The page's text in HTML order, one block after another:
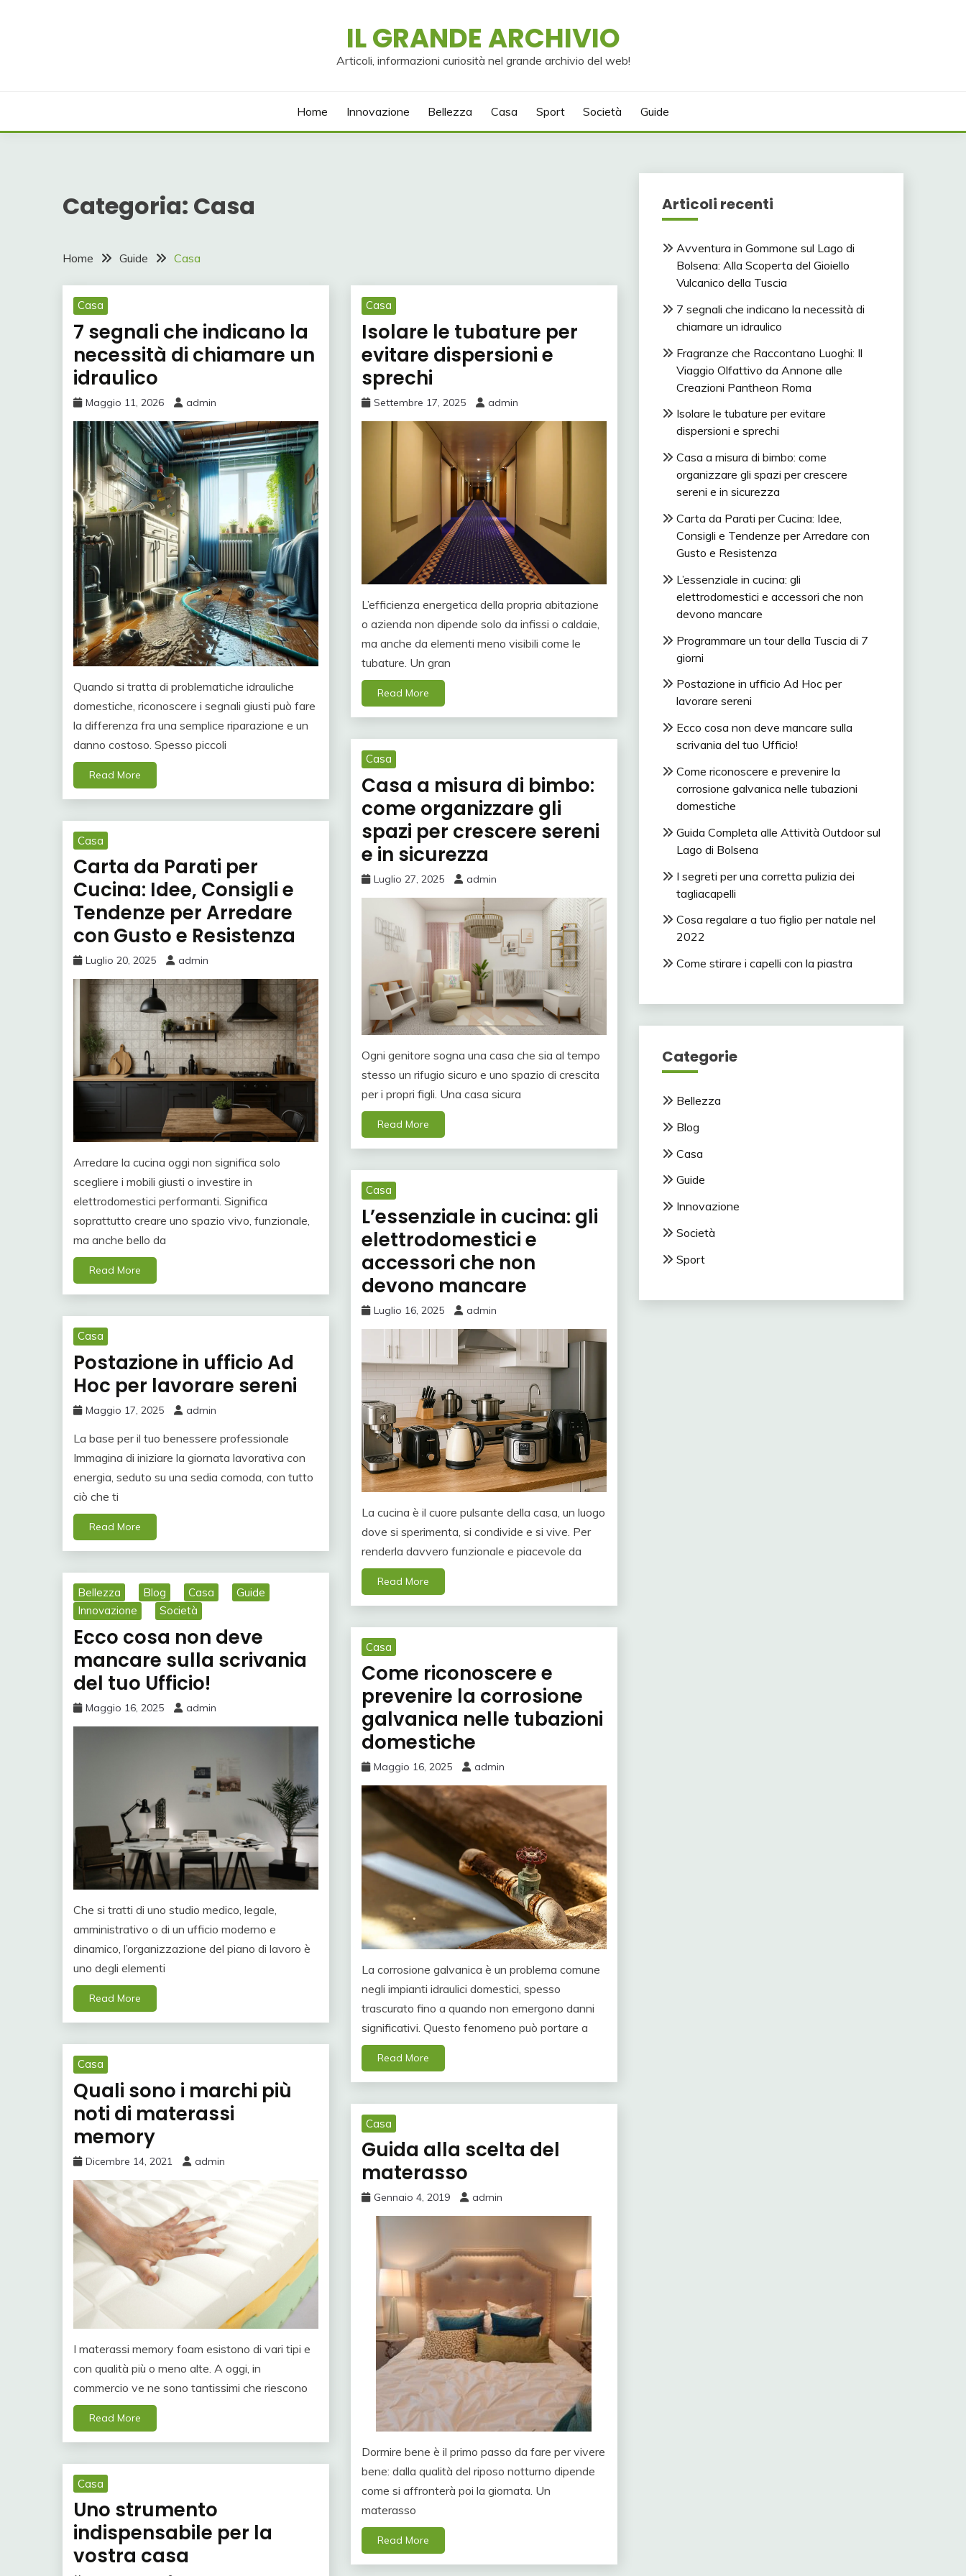
IL GRANDE ARCHIVIO
Articoli, informazioni curiosità nel grande archivio del web!
Home Innovazione Bellezza Casa Sport Società Guide
Categoria: Casa
Home Guide Casa
Casa
7 segnali che indicano la
necessità di chiamare un
idraulico
Maggio 11, 2026 admin
Quando si tratta di problematiche idrauliche
domestiche, riconoscere i segnali giusti può fare
la differenza fra una semplice riparazione e un
danno costoso. Spesso piccoli
Read More
Casa
Isolare le tubature per
evitare dispersioni e
sprechi
Settembre 17, 2025 admin
L’efficienza energetica della propria abitazione
o azienda non dipende solo da infissi o caldaie,
ma anche da elementi meno visibili come le
tubature. Un gran
Read More
Casa
Casa a misura di bimbo:
come organizzare gli
spazi per crescere sereni
e in sicurezza
Luglio 27, 2025 admin
Ogni genitore sogna una casa che sia al tempo
stesso un rifugio sicuro e uno spazio di crescita
per i propri figli. Una casa sicura
Read More
Casa
Carta da Parati per
Cucina: Idee, Consigli e
Tendenze per Arredare
con Gusto e Resistenza
Luglio 20, 2025 admin
Arredare la cucina oggi non significa solo
scegliere i mobili giusti o investire in
elettrodomestici performanti. Significa
soprattutto creare uno spazio vivo, funzionale,
ma anche bello da
Read More
Casa
L’essenziale in cucina: gli
elettrodomestici e
accessori che non
devono mancare
Luglio 16, 2025 admin
La cucina è il cuore pulsante della casa, un luogo
dove si sperimenta, si condivide e si vive. Per
renderla davvero funzionale e piacevole da
Read More
Casa
Postazione in ufficio Ad
Hoc per lavorare sereni
Maggio 17, 2025 admin
La base per il tuo benessere professionale
Immagina di iniziare la giornata lavorativa con
energia, seduto su una sedia comoda, con tutto
ciò che ti
Read More
Bellezza Blog Casa
Guide
Innovazione
Società
Ecco cosa non deve
mancare sulla scrivania
del tuo Ufficio!
Maggio 16, 2025 admin
Che si tratti di uno studio medico, legale,
amministrativo o di un ufficio moderno e
dinamico, l’organizzazione del piano di lavoro è
uno degli elementi
Read More
Casa
Come riconoscere e
prevenire la corrosione
galvanica nelle tubazioni
domestiche
Maggio 16, 2025 admin
La corrosione galvanica è un problema comune
negli impianti idraulici domestici, spesso
trascurato fino a quando non emergono danni
significativi. Questo fenomeno può portare a
Read More
Casa
Quali sono i marchi più
noti di materassi
memory
Dicembre 14, 2021 admin
I materassi memory foam esistono di vari tipi e
con qualità più o meno alte. A oggi, in
commercio ve ne sono tantissimi che riescono
Read More
Casa
Guida alla scelta del
materasso
Gennaio 4, 2019 admin
Dormire bene è il primo passo da fare per vivere
bene: dalla qualità del riposo notturno dipende
come si affronterà poi la giornata. Un
materasso
Read More
Casa
Uno strumento
indispensabile per la
vostra casa
Articoli recenti
Avventura in Gommone sul Lago di
Bolsena: Alla Scoperta del Gioiello
Vulcanico della Tuscia
7 segnali che indicano la necessità di
chiamare un idraulico
Fragranze che Raccontano Luoghi: Il
Viaggio Olfattivo da Annone alle
Creazioni Pantheon Roma
Isolare le tubature per evitare
dispersioni e sprechi
Casa a misura di bimbo: come
organizzare gli spazi per crescere
sereni e in sicurezza
Carta da Parati per Cucina: Idee,
Consigli e Tendenze per Arredare con
Gusto e Resistenza
L’essenziale in cucina: gli
elettrodomestici e accessori che non
devono mancare
Programmare un tour della Tuscia di 7
giorni
Postazione in ufficio Ad Hoc per
lavorare sereni
Ecco cosa non deve mancare sulla
scrivania del tuo Ufficio!
Come riconoscere e prevenire la
corrosione galvanica nelle tubazioni
domestiche
Guida Completa alle Attività Outdoor sul
Lago di Bolsena
I segreti per una corretta pulizia dei
tagliacapelli
Cosa regalare a tuo figlio per natale nel
2022
Come stirare i capelli con la piastra
Categorie
Bellezza
Blog
Casa
Guide
Innovazione
Società
Sport